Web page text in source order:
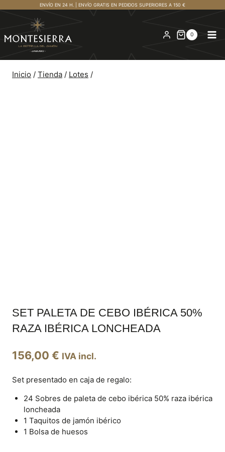
contenido
ENVÍO EN 24 H. | ENVÍO GRATIS EN PEDIDOS SUPERIORES A 150 €
0
Inicio / Tienda / Lotes /
SET PALETA DE CEBO IBÉRICA 50%
RAZA IBÉRICA LONCHEADA
156,00 € IVA incl.
Set presentado en caja de regalo:
24 Sobres de paleta de cebo ibérica 50% raza ibérica
loncheada
1 Taquitos de jamón ibérico
1 Bolsa de huesos